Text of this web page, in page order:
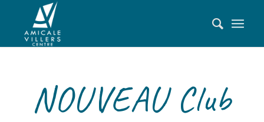
NOUVEAU Club